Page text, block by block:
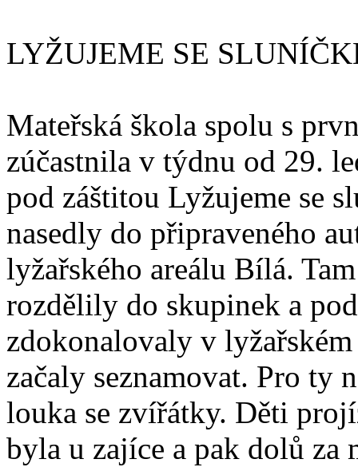
LYŽUJEME SE
Mateřská škola spolu s
zúčastnila v týdnu od 29.
pod záštitou Lyžujeme se
nasedly do připraveného
lyžařského areálu Bílá.
rozdělily do skupinek a
zdokonalovaly v
začaly seznamovat. Pro ty
louka se zvířátky. Děti
byla u zajíce a pak dolů za